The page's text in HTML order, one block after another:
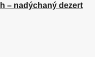
– nadýchaný dezert